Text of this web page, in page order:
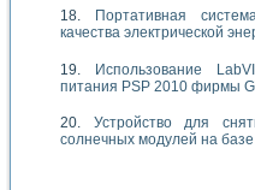
Портативная
качества электрической
Использование
питания PSP 2010 фирмы
Устройство для
солнечных модулей на